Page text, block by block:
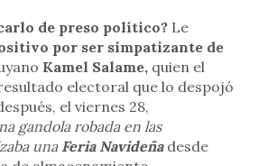
de preso político?Le
por ser simpatizante de
Kamel Salame,quien el
electoral que lo despojó
el viernes 28,
gandola robada en las
una Feria Navideña desde